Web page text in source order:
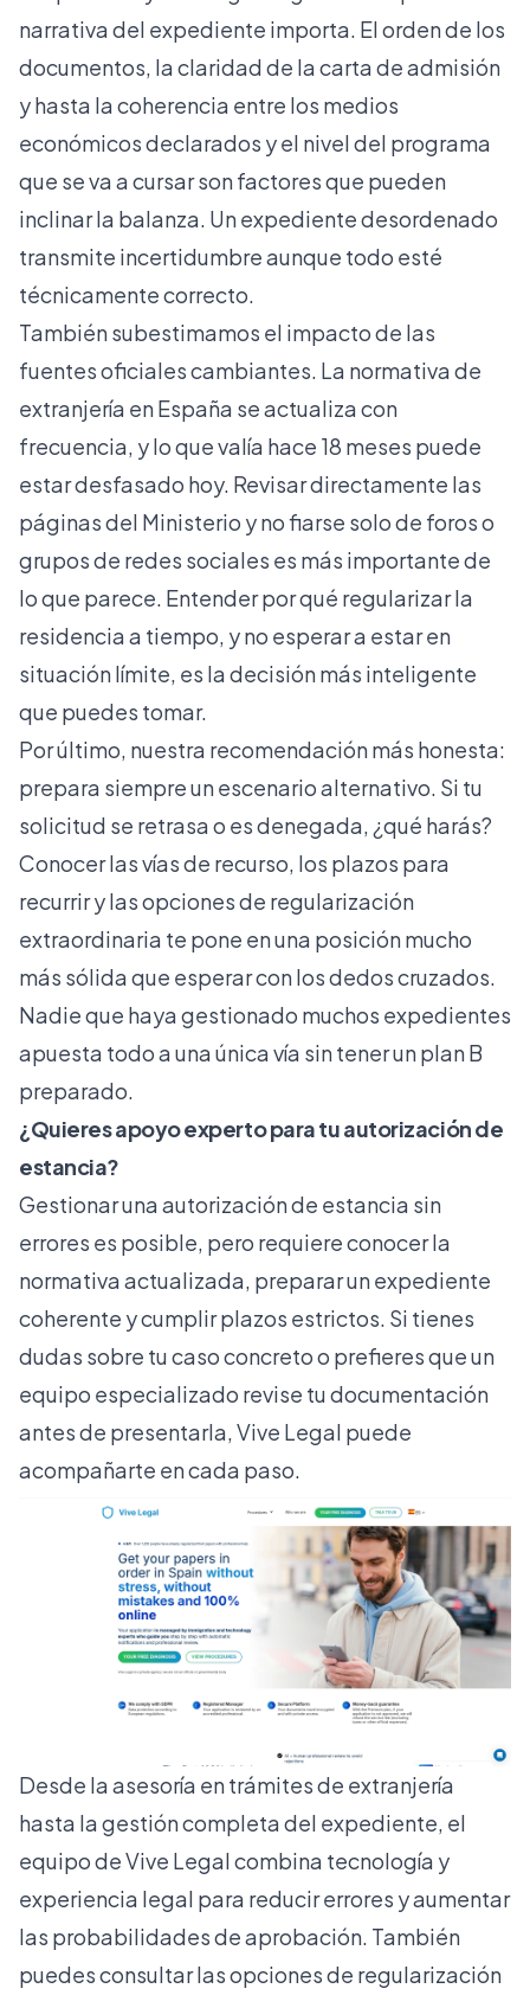
narrativa del expediente importa. El orden de los
documentos, la claridad de la carta de admisión
y hasta la coherencia entre los medios
económicos declarados y el nivel del programa
que se va a cursar son factores que pueden
inclinar la balanza. Un expediente desordenado
transmite incertidumbre aunque todo esté
técnicamente correcto.
También subestimamos el impacto de las
fuentes oficiales cambiantes. La normativa de
extranjería en España se actualiza con
frecuencia, y lo que valía hace 18 meses puede
estar desfasado hoy. Revisar directamente las
páginas del Ministerio y no fiarse solo de foros o
grupos de redes sociales es más importante de
lo que parece. Entenderpor qué regularizar la
residenciaa tiempo, y no esperar a estar en
situación límite, es la decisión más inteligente
que puedes tomar.
Por último, nuestra recomendación más honesta:
prepara siempre un escenario alternativo. Si tu
solicitud se retrasa o es denegada, ¿qué harás?
Conocer las vías de recurso, los plazos para
recurrir y las opciones de regularización
extraordinaria te pone en una posición mucho
más sólida que esperar con los dedos cruzados.
Nadie que haya gestionado muchos expedientes
apuesta todo a una única vía sin tener un plan B
preparado.
¿Quieres apoyo experto para tu autorización de
estancia?
Gestionar una autorización de estancia sin
errores es posible, pero requiere conocer la
normativa actualizada, preparar un expediente
coherente y cumplir plazos estrictos. Si tienes
dudas sobre tu caso concreto o prefieres que un
equipo especializado revise tu documentación
antes de presentarla, Vive Legal puede
acompañarte en cada paso.
Desde laasesoría en trámites de extranjería
hasta la gestión completa del expediente, el
equipo de Vive Legal combina tecnología y
experiencia legal para reducir errores y aumentar
las probabilidades de aprobación. También
puedes consultar las opciones de regularización